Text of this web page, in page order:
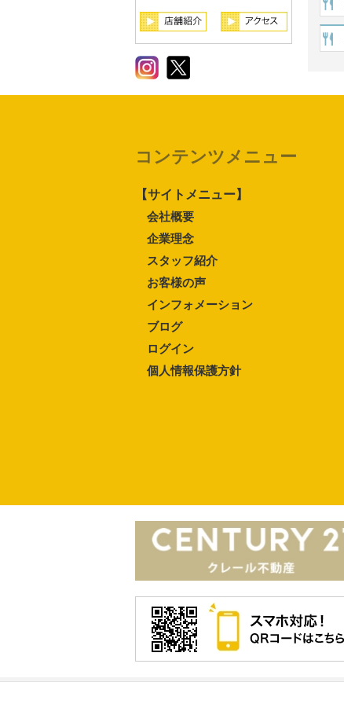
コンテンツメニュー
【サイトメニュー】
会社概要
企業理念
スタッフ紹介
お客様の声
インフォメーション
ブログ
ログイン
個人情報保護方針